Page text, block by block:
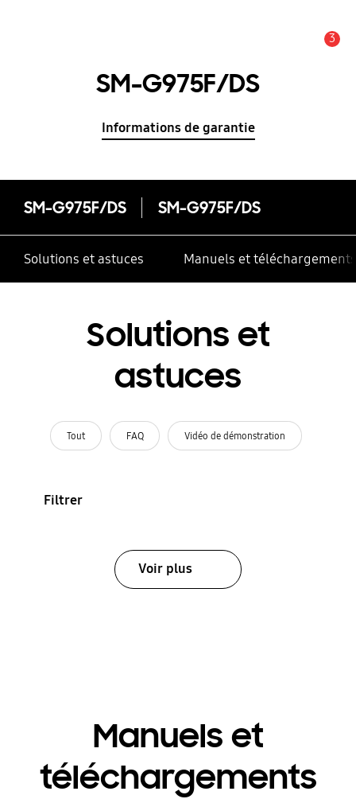
3
SM-G975F/DS
Informations de garantie
SM-G975F/DS SM-G975F/DS
Solutions et astuces Manuels et téléchargements
Solutions et
astuces
Tout FAQ Vidéo de démonstration
Filtrer
Voir plus
Manuels et
téléchargements